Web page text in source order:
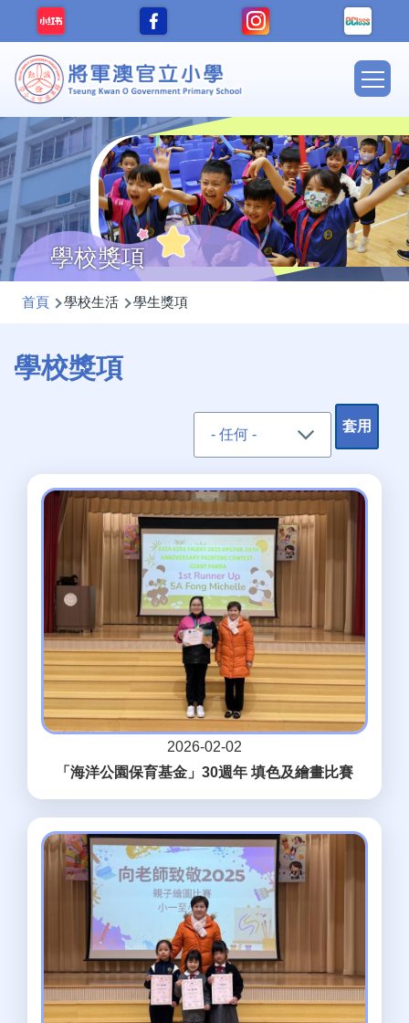
移至主內容
Main
學校獎項
導
連
結
首頁 學校生活 學生獎項
學校獎項
2026-02-02
「海洋公園保育基金」30週年 填色及繪畫比賽